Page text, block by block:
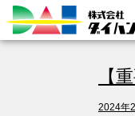
【
2024年